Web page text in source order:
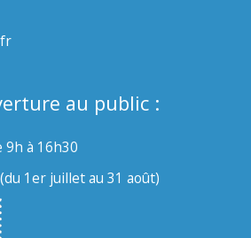
au public :
9h à 16h30
1er juillet au 31 août)